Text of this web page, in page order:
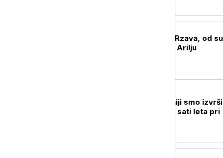
Smanjen dotok iz Rzava, od
restrikcije vode u Arilju
Mihailović: U Španiji smo
naleta, ukupno 26 sati leta pri